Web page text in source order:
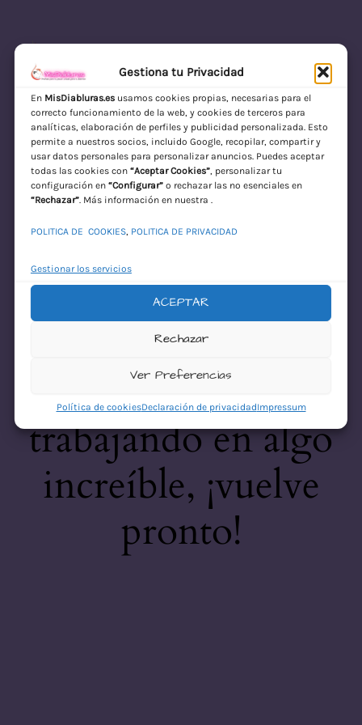
Gestiona tu Privacidad
En MisDiabluras.esusamos cookies propias, necesarias para el
correcto funcionamiento de la web, y cookies de terceros para
analíticas, elaboración de perfiles y publicidad personalizada. Esto
permite a nuestros socios, incluido Google, recopilar, compartir y
usar datos personales para personalizar anuncios. Puedes aceptar
todas las cookies con “Aceptar Cookies”, personalizar tu
configuración en “Configurar”o rechazar las no esenciales en
“Rechazar”. Más información en nuestra .
POLITICA DE COOKIES, POLITICA DE PRIVACIDAD
Gestionar los servicios
ACEPTAR
Rechazar
Ver Preferencias
Política de cookiesDeclaración de privacidadImpressum
MisDiabluras | Sexshop Online con Envío
Discreto en España
Acceder
¡Disculpa este
desastre! Estamos
trabajando en algo
increíble, ¡vuelve
pronto!